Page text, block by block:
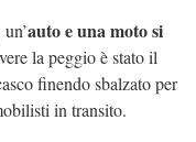
auto e una moto si
la peggio è stato il
finendo sbalzato per
in transito.